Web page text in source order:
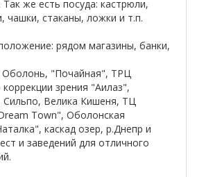
же есть посуда: кастрюли,
чашки, стаканы, ложки и т.п.
рядом магазины, банки,
Оболонь, "Почайная", ТРЦ
зрения "Аилаз",
Сильпо, Велика Кишеня, ТЦ
Town", Оболонская
каскад озер, р.Днепр и
и заведений для отличного